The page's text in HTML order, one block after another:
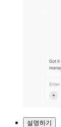
설명하기